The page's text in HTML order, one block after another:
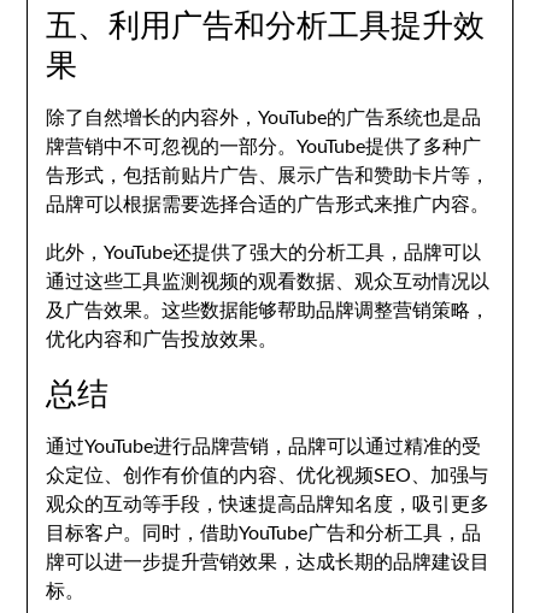
五、利用广告和分析工具提升效
果
除了自然增长的内容外，YouTube的广告系统也是品
牌营销中不可忽视的一部分。YouTube提供了多种广
告形式，包括前贴片广告、展示广告和赞助卡片等，
品牌可以根据需要选择合适的广告形式来推广内容。
此外，YouTube还提供了强大的分析工具，品牌可以
通过这些工具监测视频的观看数据、观众互动情况以
及广告效果。这些数据能够帮助品牌调整营销策略，
优化内容和广告投放效果。
总结
通过YouTube进行品牌营销，品牌可以通过精准的受
众定位、创作有价值的内容、优化视频SEO、加强与
观众的互动等手段，快速提高品牌知名度，吸引更多
目标客户。同时，借助YouTube广告和分析工具，品
牌可以进一步提升营销效果，达成长期的品牌建设目
标。